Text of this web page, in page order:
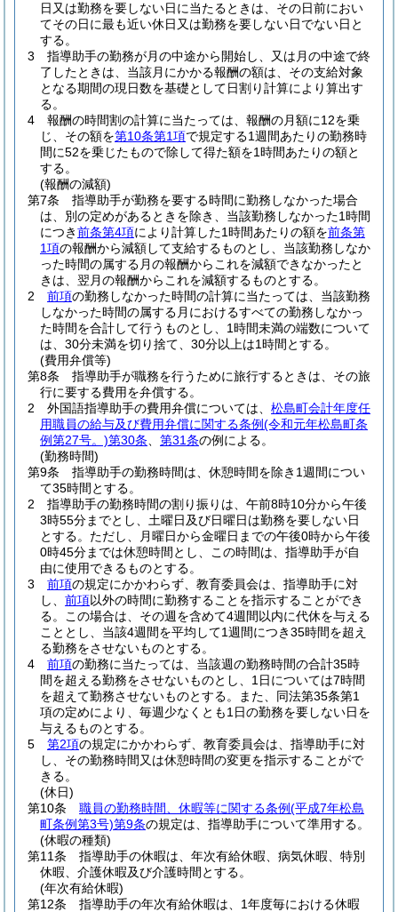
日又は勤務を要しない日に当たるときは、その日前におい
てその日に最も近い休日又は勤務を要しない日でない日と
する。
3
指導助手の勤務が月の中途から開始し、又は月の中途で終
了したときは、当該月にかかる報酬の額は、その支給対象
となる期間の現日数を基礎として日割り計算により算出す
る。
4
報酬の時間割の計算に当たっては、報酬の月額に12を乗
じ、その額を第10条第1項で規定する1週間あたりの勤務時
間に52を乗じたもので除して得た額を1時間あたりの額と
する。
(報酬の減額)
第7条
指導助手が勤務を要する時間に勤務しなかった場合
は、別の定めがあるときを除き、当該勤務しなかった1時間
につき前条第4項により計算した1時間あたりの額を前条第
1項の報酬から減額して支給するものとし、当該勤務しなか
った時間の属する月の報酬からこれを減額できなかったと
きは、翌月の報酬からこれを減額するものとする。
2
前項の勤務しなかった時間の計算に当たっては、当該勤務
しなかった時間の属する月におけるすべての勤務しなかっ
た時間を合計して行うものとし、1時間未満の端数について
は、30分未満を切り捨て、30分以上は1時間とする。
(費用弁償等)
第8条
指導助手が職務を行うために旅行するときは、その旅
行に要する費用を弁償する。
2
外国語指導助手の費用弁償については、 松島町会計年度任
用職員の給与及び費用弁償に関する条例(令和元年松島町条
例第27号。)第30条 第31条の例による。
(勤務時間)
第9条
指導助手の勤務時間は、休憩時間を除き1週間につい
て35時間とする。
2
指導助手の勤務時間の割り振りは、午前8時10分から午後
3時55分までとし、土曜日及び日曜日は勤務を要しない日
とする。 ただし、月曜日から金曜日までの午後0時から午後
0時45分までは休憩時間とし、この時間は、指導助手が自
由に使用できるものとする。
3
前項の規定にかかわらず、教育委員会は、指導助手に対
し、 前項以外の時間に勤務することを指示することができ
る。
この場合は、その週を含めて4週間以内に代休を与える
こととし、当該4週間を平均して1週間につき35時間を超え
る勤務をさせないものとする。
4
前項の勤務に当たっては、当該週の勤務時間の合計35時
間を超える勤務をさせないものとし、1日については7時間
を超えて勤務させないものとする。
また、同法第35条第1
項の定めにより、毎週少なくとも1日の勤務を要しない日を
与えるものとする。
5
第2項の規定にかかわらず、教育委員会は、指導助手に対
し、その勤務時間又は休憩時間の変更を指示することがで
きる。
(休日)
第10条
職員の勤務時間、休暇等に関する条例(平成7年松島
町条例第3号)第9条の規定は、指導助手について準用する。
(休暇の種類)
第11条
指導助手の休暇は、年次有給休暇、病気休暇、特別
休暇、介護休暇及び介護時間とする。
(年次有給休暇)
第12条
指導助手の年次有給休暇は、1年度毎における休暇